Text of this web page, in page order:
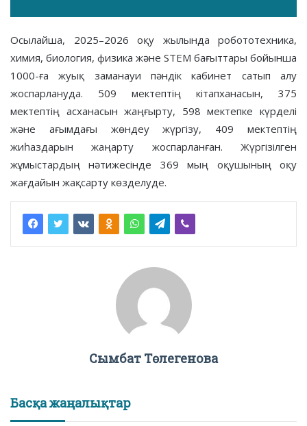
Осылайша, 2025–2026 оқу жылында робототехника,
химия, биология, физика және STEM бағыттары бойынша
1000-ға жуық заманауи пәндік кабинет сатып алу
жоспарлануда. 509 мектептің кітапханасын, 375
мектептің асханасын жаңғырту, 598 мектепке күрделі
және ағымдағы жөндеу жүргізу, 409 мектептің
жиһаздарын жаңарту жоспарланған. Жүргізілген
жұмыстардың нәтижесінде 369 мың оқушының оқу
жағдайын жақсарту көзделуде.
Сымбат Төлегенова
Басқа жаңалықтар